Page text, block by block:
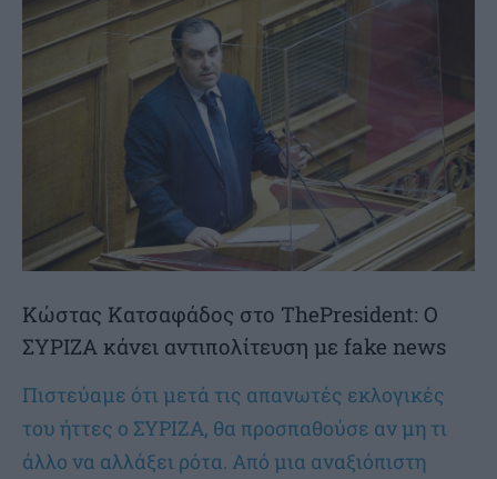
Κώστας Κατσαφάδος στο ThePresident: Ο
ΣΥΡΙΖΑ κάνει αντιπολίτευση με fake news
Πιστεύαμε ότι μετά τις απανωτές εκλογικές
του ήττες ο ΣΥΡΙΖΑ, θα προσπαθούσε αν μη τι
άλλο να αλλάξει ρότα. Από μια αναξιόπιστη